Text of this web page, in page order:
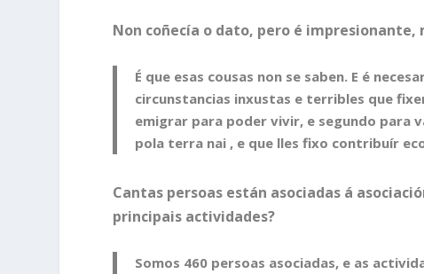
Non coñecía o dato, pero é impresionante,
É que esas cousas non se saben. E é
circunstancias inxustas e terribles que
emigrar para poder vivir, e segundo para
pola terra nai , e que lles fixo contribuír
Cantas persoas están asociadas á
principais actividades?
Somos 460 persoas asociadas, e as